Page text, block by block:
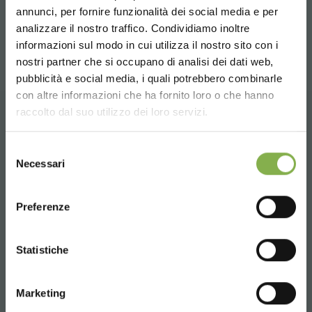
annunci, per fornire funzionalità dei social media e per
analizzare il nostro traffico. Condividiamo inoltre
informazioni sul modo in cui utilizza il nostro sito con i
nostri partner che si occupano di analisi dei dati web,
pubblicità e social media, i quali potrebbero combinarle
con altre informazioni che ha fornito loro o che hanno
raccolto dal suo utilizzo dei loro servizi.
delNecessari
Preferenze
Statistiche
Marketing
compartir
Choose the country you are in and your
language for a better browsing experience
CONTACTOS
DESCARGAR
FICHA TÉCNICA
para descargar la ficha